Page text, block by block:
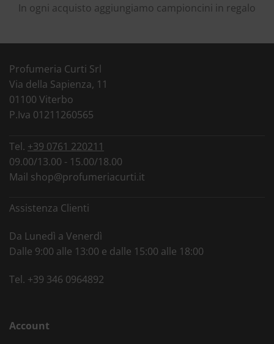
In ogni acquisto aggiungiamo campioncini in regalo
Profumeria Curti Srl
Via della Sapienza, 11
01100 Viterbo
P.Iva 01211260565
Tel. +39 0761 220211
09.00/13.00 - 15.00/18.00
Mail shop@profumeriacurti.it
Assistenza Clienti
Da Lunedì a Venerdì
Dalle 9:00 alle 13:00 e dalle 15:00 alle 18:00
Tel. +39 346 0964892
Account